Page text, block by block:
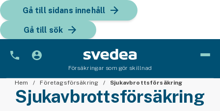
Gå till sidans innehåll
Gå till sök
Försäkringar som gör skillnad
Bil
Bilförsäkring
Hem Företagsförsäkring Sjukavbrottsförsäkring
Sjukavbrottsförsäkring